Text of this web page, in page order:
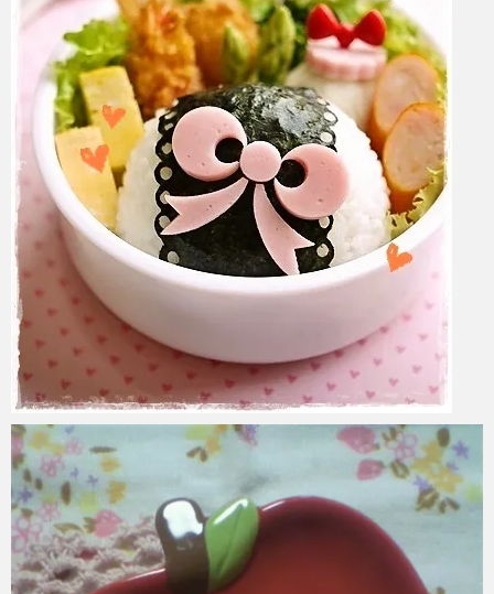
azuki 2017年6月6日